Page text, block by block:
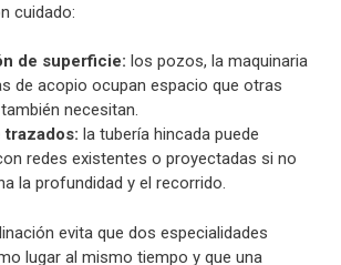
cuidado:
de superficie: los pozos, la maquinaria
de acopio ocupan espacio que otras
necesitan.
trazados: la tubería hincada puede
redes existentes o proyectadas si no
la profundidad y el recorrido.
evita que dos especialidades
lugar al mismo tiempo y que una